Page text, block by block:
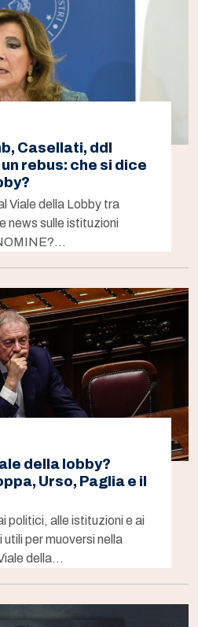
Casellati, ddl
rebus: che si dice
Viale della Lobby tra
news sulle istituzioni
della lobby?
Urso, Paglia e il
politici, alle istituzioni e ai
per muoversi nella
della…